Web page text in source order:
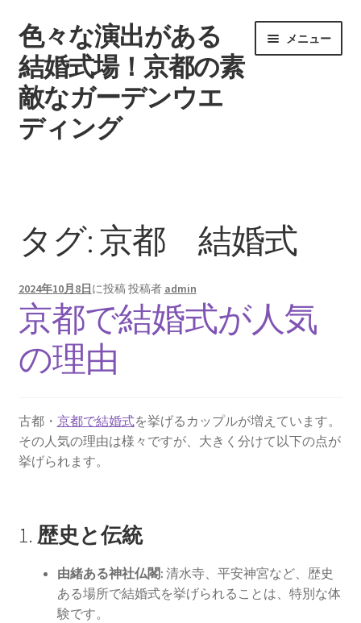
ナ
ビ
ゲ
ー
シ
ョ
ッ
プ
コ
ン
テ
ン
ツ
へ
色々な演出がある
結婚式場！京都の素
敵なガーデンウエ
ディング
メニュー
記事一覧
引き出物で差をつけよう
結婚式場
京都結婚式場
ウエディング
京都ウエディング
京都フォトウエディング
ガーデンウエディングの費用徹底比較！選ばれる魅力と
成功の秘訣
タグ:京都 結婚式
2024年10月8日に投稿投稿者 admin
京都で結婚式が人気
の理由
古都・ 京都で結婚式を挙げるカップルが増えています。
その人気の理由は様々ですが、大きく分けて以下の点が
挙げられます。
1. 歴史と伝統
由緒ある神社仏閣: 清水寺、平安神宮など、歴史
ある場所で結婚式を挙げられることは、特別な体
験です。